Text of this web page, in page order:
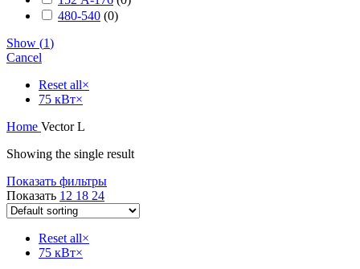
480-540 (0)
Show (1)
Cancel
Reset all×
75 кВт×
Home Vector L
Showing the single result
Показать фильтры
Показать 12 18 24
Reset all×
75 кВт×